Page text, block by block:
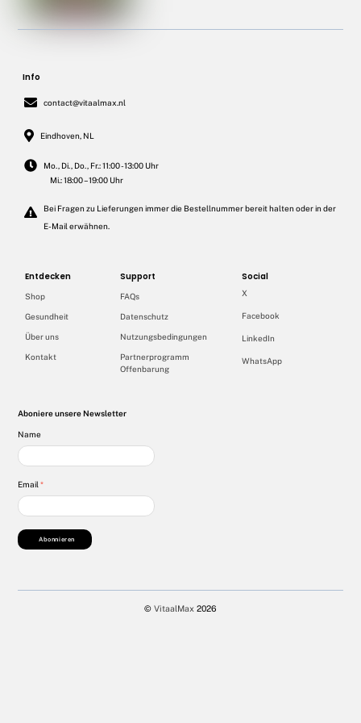
Info
contact@vitaalmax.nl
Eindhoven, NL
Mo., Di., Do., Fr.: 11:00 - 13:00 Uhr
Mi.: 18:00 – 19:00 Uhr
Bei Fragen zu Lieferungen immer die Bestellnummer bereit halten oder in der
E-Mail erwähnen.
Entdecken
Shop
Gesundheit
Über uns
Kontakt
Support
FAQs
Datenschutz
Nutzungsbedingungen
Partnerprogramm
Offenbarung
Social
X
Facebook
LinkedIn
WhatsApp
Aboniere unsere Newsletter
Name
Email*
Abonnieren
© VitaalMax 2026